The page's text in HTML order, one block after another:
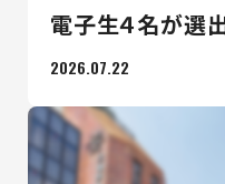
電子生４名が選
2026.07.22